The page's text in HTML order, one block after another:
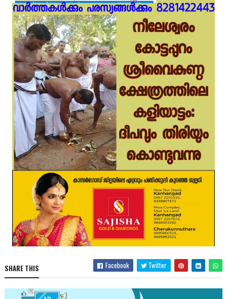
SHARE THIS Facebook Twitter